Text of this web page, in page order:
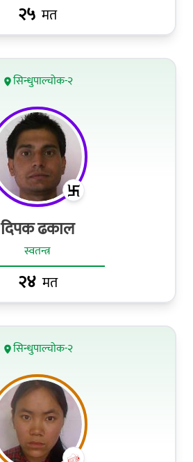
२५ मत
सिन्धुपाल्चोक-२
दिपक ढकाल
स्वतन्त्र
२४ मत
सिन्धुपाल्चोक-२